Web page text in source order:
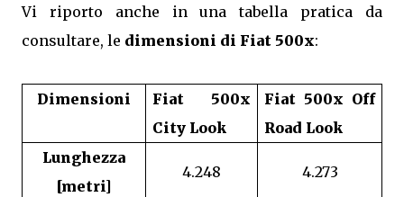
Vi riporto anche in una tabella pratica da
consultare, le dimensioni di Fiat 500x:
Dimensioni
Fiat 500x
City Look
Fiat 500x Off
Road Look
Lunghezza
[metri]
4.248 4.273